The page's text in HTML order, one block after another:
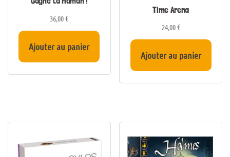
36,00€
Ajouter au panier
Time Arena
24,00€
Ajouter au panier